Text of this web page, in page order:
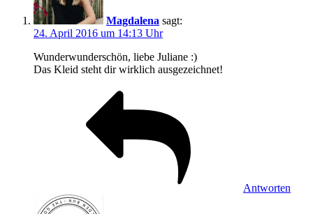
Magdalena sagt:
24. April 2016 um 14:13 Uhr
Wunderwunderschön, liebe Juliane :)
Das Kleid steht dir wirklich ausgezeichnet!
Antworten